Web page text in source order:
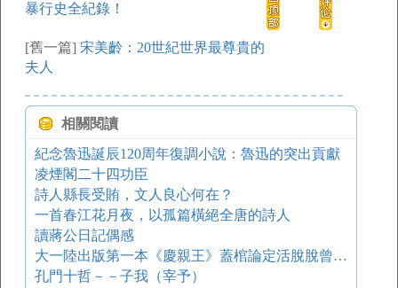
暴行史全紀錄！
[舊一篇] 宋美齡：20世紀世界最尊貴的
夫人
相關閱讀
紀念魯迅誕辰120周年復調小說：魯迅的突出貢獻
凌煙閣二十四功臣
詩人縣長受賄，文人良心何在？
一首春江花月夜，以孤篇橫絕全唐的詩人
讀蔣公日記偶感
大一陸出版第一本《慶親王》蓋棺論定活脫脫曾一的慶一紅
孔門十哲－－子我（宰予）